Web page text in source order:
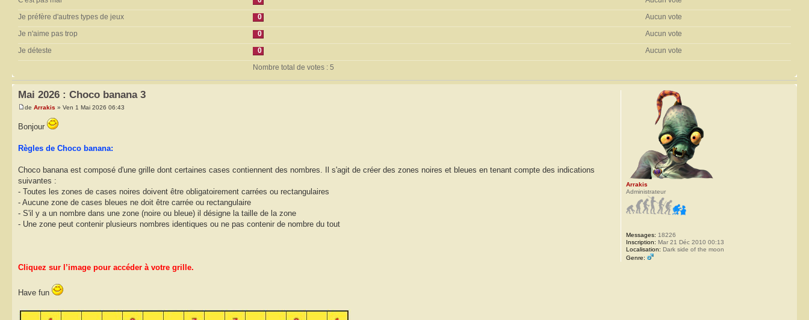
Je préfère d'autres types de jeux
0
Aucun vote
Je n'aime pas trop
0
Aucun vote
Je déteste
0
Aucun vote
Nombre total de votes : 5
Mai 2026 : Choco banana 3
de Arrakis » Ven 1 Mai 2026 06:43
Bonjour
Règles de Choco banana:
Choco banana est composé d'une grille dont certaines cases contiennent des nombres. Il s'agit de créer des zones noires et bleues en tenant compte des indications
suivantes :
- Toutes les zones de cases noires doivent être obligatoirement carrées ou rectangulaires
- Aucune zone de cases bleues ne doit être carrée ou rectangulaire
- S'il y a un nombre dans une zone (noire ou bleue) il désigne la taille de la zone
- Une zone peut contenir plusieurs nombres identiques ou ne pas contenir de nombre du tout
Cliquez sur l’image pour accéder à votre grille.
Have fun
Arrakis
Administrateur
Messages: 18226
Inscription: Mar 21 Déc 2010 00:13
Localisation: Dark side of the moon
Genre: